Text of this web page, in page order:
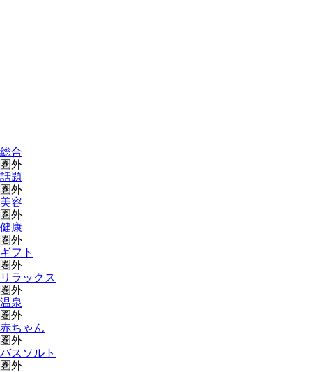
総合
圏外
話題
圏外
美容
圏外
健康
圏外
ギフト
圏外
リラックス
圏外
温泉
圏外
赤ちゃん
圏外
バスソルト
圏外